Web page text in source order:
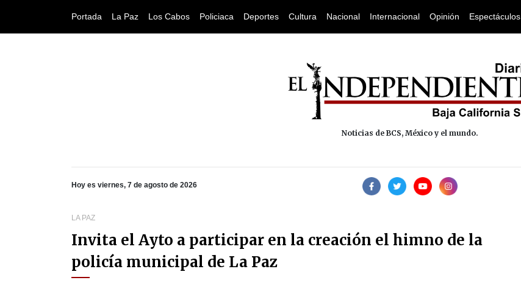
Portada La Paz Los Cabos Policiaca Deportes Cultura Nacional Internacional Opinión Espectáculos
Noticias de BCS, México y el mundo.
Hoy es viernes, 7 de agosto de 2026
LA PAZ
Invita el Ayto a participar en la creación el himno de la
policía municipal de La Paz